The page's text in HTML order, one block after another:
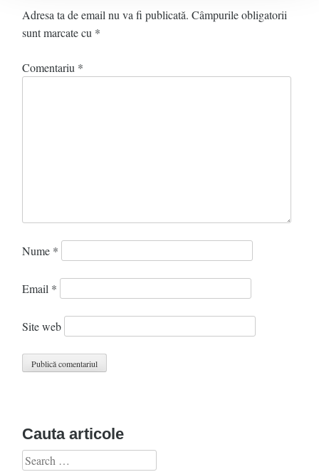
Adresa ta de email nu va fi publicată. Câmpurile obligatorii
sunt marcate cu *
Comentariu *
Nume *
Email *
Site web
Cauta articole
Search